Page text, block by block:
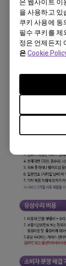
은 웹사이트 이
을 사용하고 있
쿠키 사용에 동
필수 쿠키를 제
정은 언제든지
은Cookie